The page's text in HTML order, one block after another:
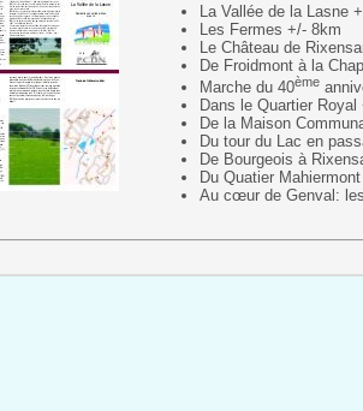
La Vallée de la Lasne
Les Fermes +/- 8km
Le Château de
De Froidmont à la
Marche du 40ème
Dans le Quartier
De la Maison
Du tour du Lac en
De Bourgeois à
Du Quatier
Au cœur de Genval: